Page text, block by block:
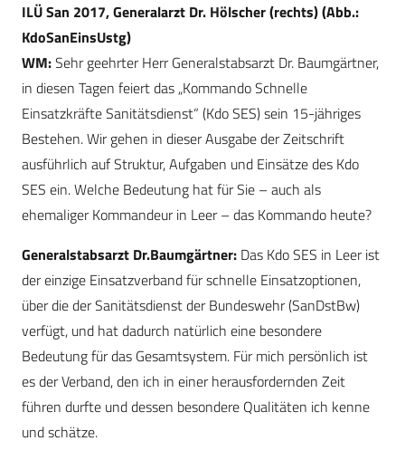
ILÜ San 2017, Generalarzt Dr. Hölscher (rechts) (Abb.:
KdoSanEinsUstg)
WM:Sehr geehrter Herr Generalstabsarzt Dr. Baumgärtner,
in diesen Tagen feiert das „Kommando Schnelle
Einsatzkräfte Sanitätsdienst“ (Kdo SES) sein 15-jähriges
Bestehen. Wir gehen in dieser Ausgabe der Zeitschrift
ausführlich auf Struktur, Aufgaben und Einsätze des Kdo
SES ein. Welche Bedeutung hat für Sie – auch als
ehemaliger Kommandeur in Leer – das Kommando heute?
Generalstabsarzt Dr.Baumgärtner: Das Kdo SES in Leer ist
der einzige Einsatzverband für schnelle Einsatzoptionen,
über die der Sanitätsdienst der Bundeswehr (SanDstBw)
verfügt, und hat dadurch natürlich eine besondere
Bedeutung für das Gesamtsystem. Für mich persönlich ist
es der Verband, den ich in einer herausfordernden Zeit
führen durfte und dessen besondere Qualitäten ich kenne
und schätze.